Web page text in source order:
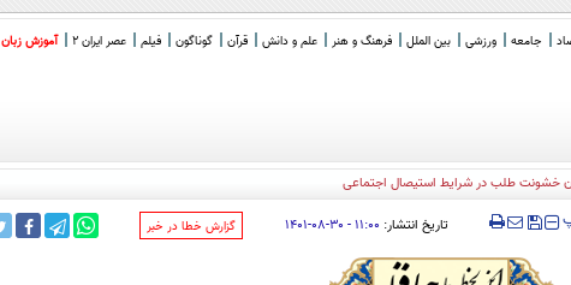
جامعه ورزشی بین الملل فرهنگ و هنر علم و دانش قرآن گوناگون فیلم عصر ایران 2 آموزش زبان
خشونت طلب در شرایط استیصال اجتماعی
تاریخ انتشار: ۱۱:۰۰ - ۳۰-۰۸-۱۴۰۱ ‌گزارش خطا در خبر